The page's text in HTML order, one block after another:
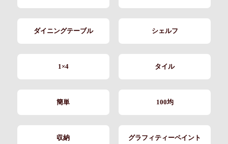
ダイニングテーブル シェルフ
1×4 タイル
簡単 100均
収納 グラフィティーペイント